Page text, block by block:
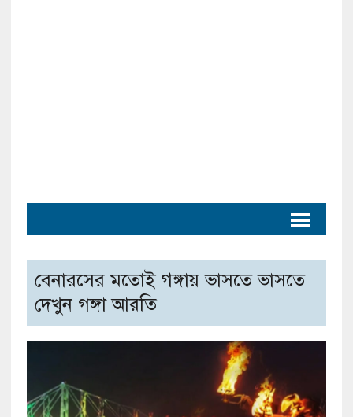
বেনারসের মতোই গঙ্গায় ভাসতে ভাসতে
দেখুন গঙ্গা আরতি